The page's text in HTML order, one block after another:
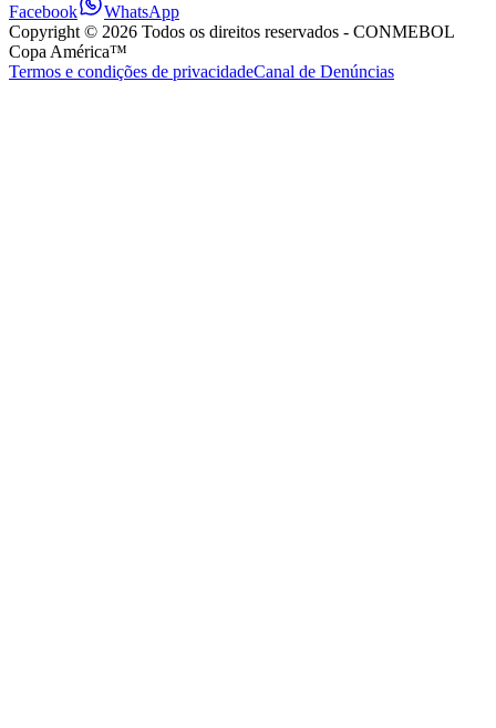
Facebook
WhatsApp
Copyright © 2026 Todos os direitos reservados - CONMEBOL
Copa América™
Termos e condições de privacidadeCanal de Denúncias